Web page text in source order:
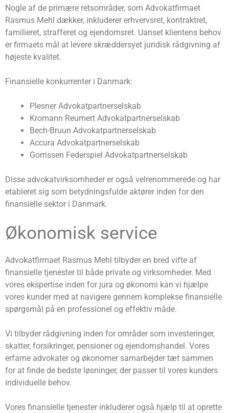
Nogle af de primære retsområder, som Advokatfirmaet
Rasmus Mehl dækker, inkluderer erhvervsret, kontraktret,
familieret, strafferet og ejendomsret. Uanset klientens behov
er firmaets mål at levere skræddersyet juridisk rådgivning af
højeste kvalitet.
Finansielle konkurrenter i Danmark:
Plesner Advokatpartnerselskab
Kromann Reumert Advokatpartnerselskab
Bech-Bruun Advokatpartnerselskab
Accura Advokatpartnerselskab
Gorrissen Federspiel Advokatpartnerselskab
Disse advokatvirksomheder er også velrenommerede og har
etableret sig som betydningsfulde aktører inden for den
finansielle sektor i Danmark.
Økonomisk service
Advokatfirmaet Rasmus Mehl tilbyder en bred vifte af
finansielle tjenester til både private og virksomheder. Med
vores ekspertise inden for jura og økonomi kan vi hjælpe
vores kunder med at navigere gennem komplekse finansielle
spørgsmål på en professionel og effektiv måde.
Vi tilbyder rådgivning inden for områder som investeringer,
skatter, forsikringer, pensioner og ejendomshandel. Vores
erfarne advokater og økonomer samarbejder tæt sammen
for at finde de bedste løsninger, der passer til vores kunders
individuelle behov.
Vores finansielle tjenester inkluderer også hjælp til at oprette